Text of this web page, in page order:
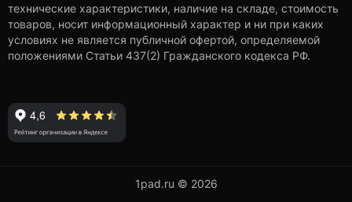
технические характеристики, наличие на складе, стоимость
товаров, носит информационный характер и ни при каких
условиях не является публичной офертой, определяемой
положениями Статьи 437(2) Гражданского кодекса РФ.
1pad.ru © 2026